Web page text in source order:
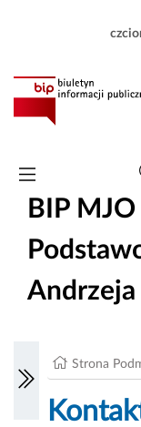
BIP MJO
Andrzeja
Strona